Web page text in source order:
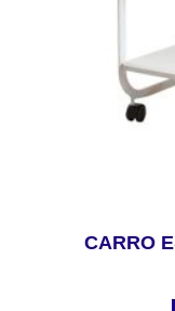
CARRO